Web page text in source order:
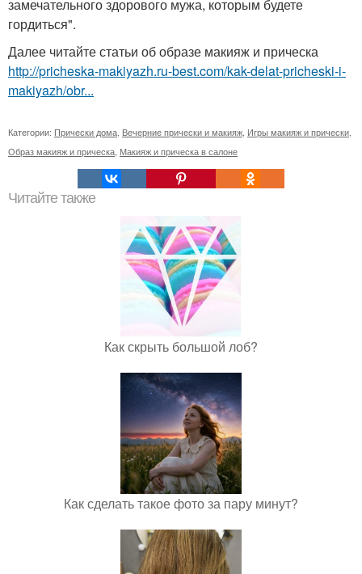
замечательного здорового мужа, которым будете
гордиться".
Далее читайте статьи об образе макияж и прическа
http://pricheska-makiyazh.ru-best.com/kak-delat-pricheski-i-
makiyazh/obr...
Категории: Прически дома Вечерние прически и макияж Игры макияж и прически
Образ макияж и прическа Макияж и прическа в салоне
Читайте также
Как скрыть большой лоб?
Как сделать такое фото за пару минут?